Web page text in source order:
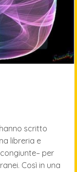
scritto
libreria e
per
Così in una